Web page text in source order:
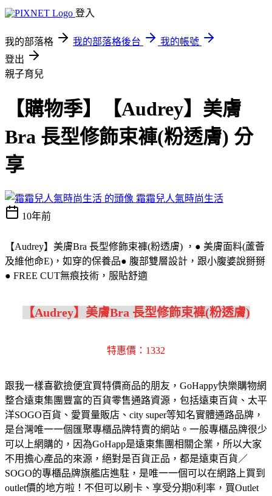
登入
我的部落格 我的部落格後台
我的帳號
登出
親子育兒
【購物季】【Audrey】美膚
Bra 長型修飾束褲(粉透膚) 分
享
霜霜兒人氣時尚生活
10年前
【Audrey】美膚Bra 長型修飾束褲(粉透膚) ，● 美膚面料(蘆薈
及維他命E)，如穿的保養品● 腹部雙層設計，跟小腹婆說掰掰
● FREE CUT無痕技術，服貼舒適
【Audrey】美膚Bra 長型修飾束褲(粉透膚)
特惠價：1332
跟我一樣喜歡撿便宜買特價商品的朋友，GoHappy快樂購物網
整合遠東集團豐富的百貨零售通路資源，包括遠東百貨、太平
洋SOGO百貨、愛買量販店、city super等知名實體通路品牌，
是台灣唯一一個匯聚專櫃品牌特賣的網站。一般專櫃品牌很少
可以上網購的，因為GoHapp是遠東集團相關企業，所以大家
不用擔心產品的來源，絕對是百貨正品，都是遠東百貨／
SOGO的專櫃品牌旗艦店進駐，是唯一一個可以在網路上買到
outlet價的地方啦！不但可以刷卡、享受分期0利率，買Outlet